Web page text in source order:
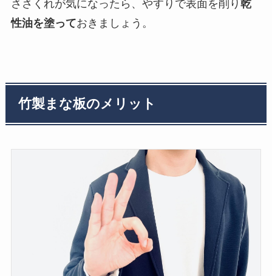
ささくれが気になったら、やすりで表面を削り 乾
性油を塗っておきましょう。
竹製まな板のメリット